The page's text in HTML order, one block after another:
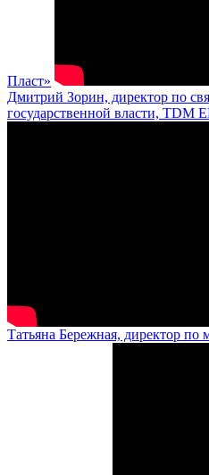
Пласт»
Дмитрий Зорин, директор по
государственной власти, TDM
Татьяна Бережная, директор по